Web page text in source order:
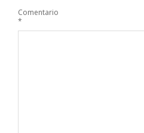
Comentario
*